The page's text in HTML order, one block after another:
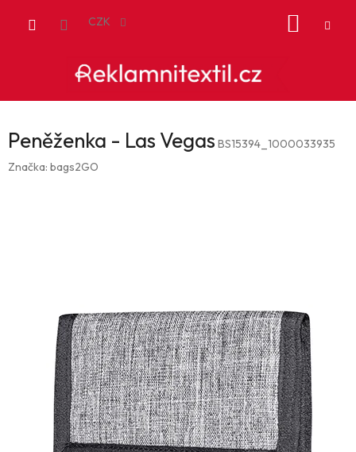
CZK
Peněženka - Las Vegas BS15394_1000033935
Značka: bags2GO